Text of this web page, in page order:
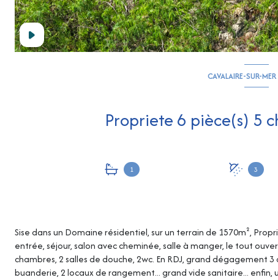
CAVALAIRE-SUR-
1 3
Sise dans un Domaine résidentiel, sur un terrain de 1570m²,
entrée, séjour, salon avec cheminée, salle à manger, le tout
chambres, 2 salles de douche, 2wc. En RDJ, grand dégagement
buanderie, 2 locaux de rangement... grand vide sanitaire... enfin,